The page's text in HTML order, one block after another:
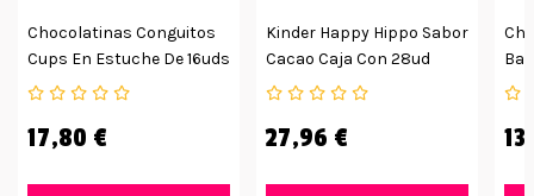
Chocolatinas Conguitos
Cups En Estuche De 16uds
17,80 €
Kinder Happy Hippo Sabor
Cacao Caja Con 28ud
27,96 €